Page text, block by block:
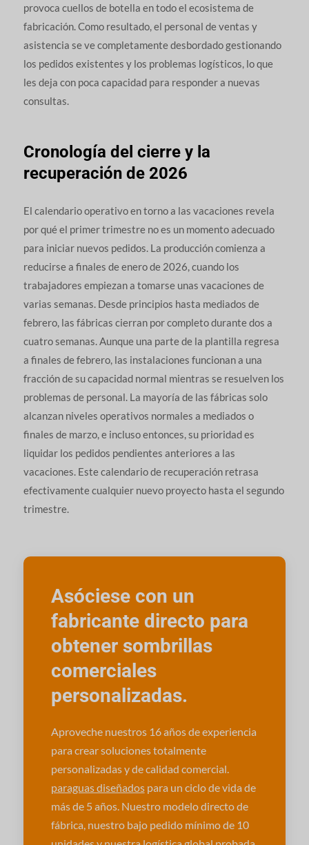
provoca cuellos de botella en todo el ecosistema de
fabricación. Como resultado, el personal de ventas y
asistencia se ve completamente desbordado gestionando
los pedidos existentes y los problemas logísticos, lo que
les deja con poca capacidad para responder a nuevas
consultas.
Cronología del cierre y la
recuperación de 2026
El calendario operativo en torno a las vacaciones revela
por qué el primer trimestre no es un momento adecuado
para iniciar nuevos pedidos. La producción comienza a
reducirse a finales de enero de 2026, cuando los
trabajadores empiezan a tomarse unas vacaciones de
varias semanas. Desde principios hasta mediados de
febrero, las fábricas cierran por completo durante dos a
cuatro semanas. Aunque una parte de la plantilla regresa
a finales de febrero, las instalaciones funcionan a una
fracción de su capacidad normal mientras se resuelven los
problemas de personal. La mayoría de las fábricas solo
alcanzan niveles operativos normales a mediados o
finales de marzo, e incluso entonces, su prioridad es
liquidar los pedidos pendientes anteriores a las
vacaciones. Este calendario de recuperación retrasa
efectivamente cualquier nuevo proyecto hasta el segundo
trimestre.
Asóciese con un
fabricante directo para
obtener sombrillas
comerciales
personalizadas.
Aproveche nuestros 16 años de experiencia
para crear soluciones totalmente
personalizadas y de calidad comercial.
paraguas diseñadospara un ciclo de vida de
más de 5 años. Nuestro modelo directo de
fábrica, nuestro bajo pedido mínimo de 10